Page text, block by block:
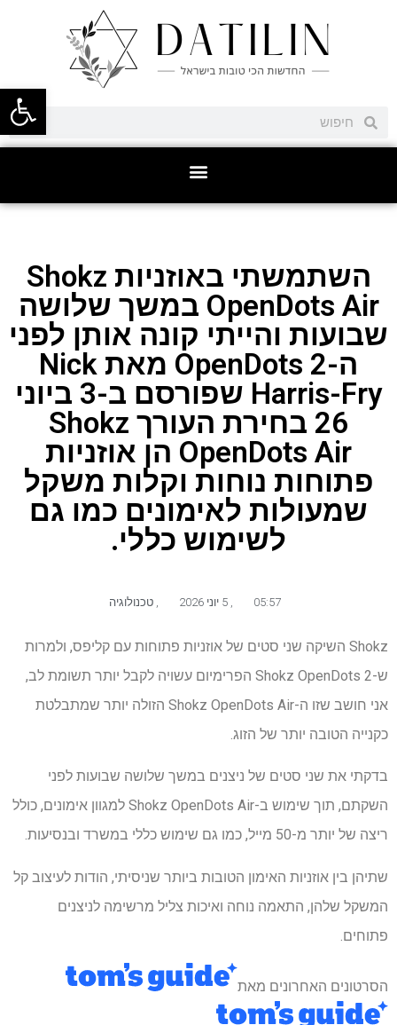
פתח
השתמשתי באוזניות Shokz
OpenDots Air במשך שלושה
שבועות והייתי קונה אותן לפני
ה-OpenDots 2 מאת Nick
Harris-Fry שפורסם ב-3 ביוני
26 בחירת העורך Shokz
OpenDots Air הן אוזניות
פתוחות נוחות וקלות משקל
שמעולות לאימונים כמו גם
לשימוש כללי.
05:57
,
, טכנולוגיה
Shokz השיקה שני סטים של אוזניות פתוחות עם קליפס, ולמרות
ש-Shokz OpenDots 2 הפרימיום עשויה לקבל יותר תשומת לב,
אני חושב שזו ה-Shokz OpenDots Air הזולה יותר שמתבלטת
כקנייה הטובה יותר של הזוג.
בדקתי את שני סטים של ניצנים במשך שלושה שבועות לפני
השקתם, תוך שימוש ב-Shokz OpenDots Air למגוון אימונים, כולל
ריצה של יותר מ-50 מייל, כמו גם שימוש כללי במשרד ובנסיעות.
שתיהן בין אוזניות האימון הטובות ביותר שניסיתי, הודות לעיצוב קל
המשקל שלהן, התאמה נוחה ואיכות צליל מרשימה לניצנים
פתוחים.
הסרטונים האחרונים מאת